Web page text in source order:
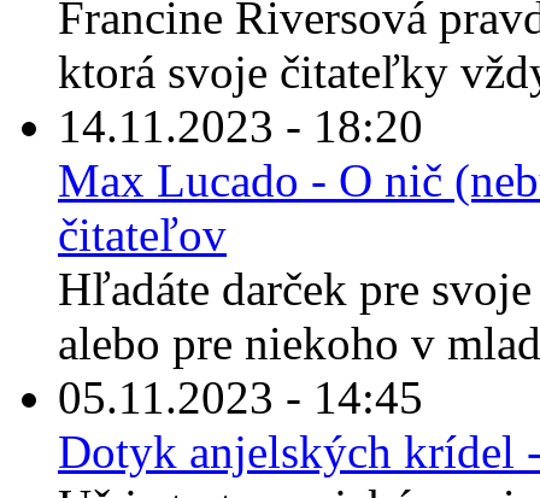
Francine Riversová
ktorá svoje čitateľky
14.11.2023 - 18:20
Max Lucado - O nič
čitateľov
Hľadáte darček pre
alebo pre niekoho v
05.11.2023 - 14:45
Dotyk anjelských krídel